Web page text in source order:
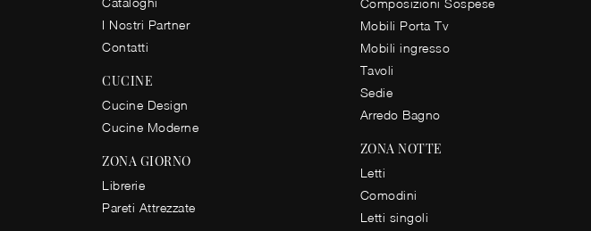
I Nostri Partner
Contatti
CUCINE
Cucine Design
Cucine Moderne
ZONA GIORNO
Librerie
Pareti Attrezzate
Mobili Porta Tv
Mobili ingresso
Tavoli
Sedie
Arredo Bagno
ZONA NOTTE
Letti
Comodini
Letti singoli